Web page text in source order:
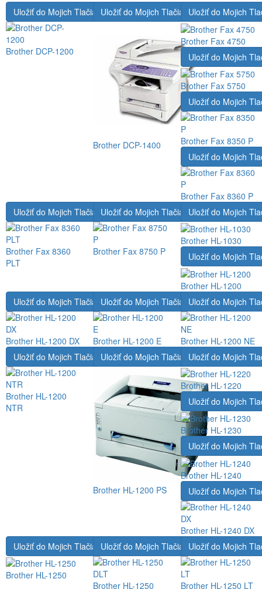
Uložiť do Mojich Tlačiarní
Brother DCP-1200
Uložiť do Mojich Tlačiarní
Brother DCP-1400
Uložiť do Mojich
Brother Fax 4750
Uložiť do Mojich
Brother Fax 5750
Uložiť do Mojich
Brother Fax 8350 P
Uložiť do Mojich
Brother Fax 8360 P
Uložiť do Mojich Tlačiarní
Brother Fax 8360
PLT
Uložiť do Mojich Tlačiarní
Brother Fax 8750 P
Uložiť do Mojich
Brother HL-1030
Uložiť do Mojich
Brother HL-1200
Uložiť do Mojich Tlačiarní
Brother HL-1200 DX
Uložiť do Mojich Tlačiarní
Brother HL-1200 E
Uložiť do Mojich
Brother HL-1200 NE
Uložiť do Mojich Tlačiarní
Brother HL-1200
NTR
Uložiť do Mojich Tlačiarní
Brother HL-1200 PS
Uložiť do Mojich
Brother HL-1220
Uložiť do Mojich
Brother HL-1230
Uložiť do Mojich
Brother HL-1240
Uložiť do Mojich
Brother HL-1240 DX
Uložiť do Mojich Tlačiarní
Brother HL-1250
Uložiť do Mojich Tlačiarní
Brother HL-1250
Uložiť do Mojich
Brother HL-1250 LT